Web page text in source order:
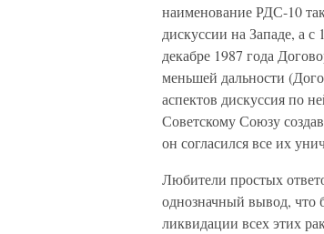
наименование РДС-10
дискуссии на Западе, а
декабре 1987 года
меньшей дальности
аспектов дискуссия по
Советскому Союзу
он согласился все их
Любители простых
однозначный вывод, что
ликвидации всех этих